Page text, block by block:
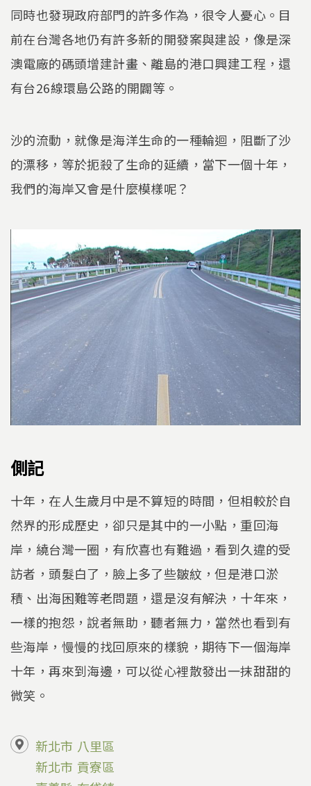
同時也發現政府部門的許多作為，很令人憂心。目
前在台灣各地仍有許多新的開發案與建設，像是深
澳電廠的碼頭增建計畫、離島的港口興建工程，還
有台26線環島公路的開闢等。
沙的流動，就像是海洋生命的一種輪迴，阻斷了沙
的漂移，等於扼殺了生命的延續，當下一個十年，
我們的海岸又會是什麼模樣呢？
側記
十年，在人生歲月中是不算短的時間，但相較於自
然界的形成歷史，卻只是其中的一小點，重回海
岸，繞台灣一圈，有欣喜也有難過，看到久違的受
訪者，頭髮白了，臉上多了些皺紋，但是港口淤
積、出海困難等老問題，還是沒有解決，十年來，
一樣的抱怨，說者無助，聽者無力，當然也看到有
些海岸，慢慢的找回原來的樣貌，期待下一個海岸
十年，再來到海邊，可以從心裡散發出一抹甜甜的
微笑。
新北市 八里區
新北市 貢寮區